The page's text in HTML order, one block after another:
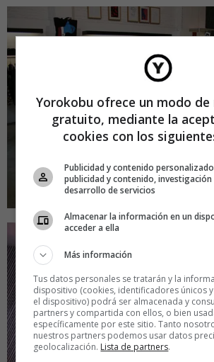
Yorokobu ofrece un modo de
gratuito, mediante la
cookies con los
Publicidad y contenido
publicidad y contenido, investigación
desarrollo de servicios
Almacenar la información en un
acceder a ella
Más información
Tus datos personales se tratarán y la
dispositivo (cookies, identificadores únicos
el dispositivo) podrá ser almacenada y
partners y compartida con ellos, o bien
específicamente por este sitio. Tanto
nuestros partners podemos usar datos
geolocalización. Lista de partners.